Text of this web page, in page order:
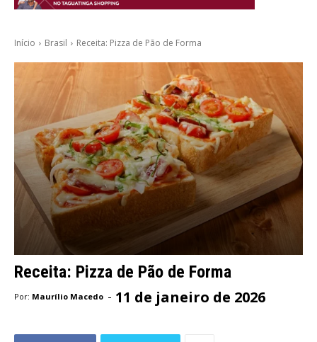
Início Brasil Receita: Pizza de Pão de Forma
Receita: Pizza de Pão de Forma
Por: Maurílio Macedo - 11 de janeiro de 2026